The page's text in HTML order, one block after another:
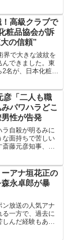
ぼんご」の最新情
の...
高級クラブで
粧品協会が訴
の信頼”
界で大きな波紋を
できました。東
名が、日本化粧品
です。◆ 何が起き
彦「二人も職
パワハラどこ
性が告発
ラ自殺が明るみに
な面持ちで苦しい
藤元彦知事、そ
任を拒否する姿勢
も注...
アナ垣花正の
永卓郎が暴
放送の人気アナ
る一方で、過去に
しんだ経験もあり